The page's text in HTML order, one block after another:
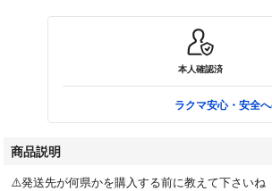
本人確認済
ラクマ安心・安全
商品説明
⚠️発送先が何県かを購入する前に教えて下さいね